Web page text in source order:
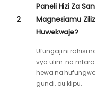
2
Paneli Hizi Za
Magnesiamu
Huwekwaje?
Ufungaji ni rahisi
vya ulimi na
hewa na
gundi, au klipu.